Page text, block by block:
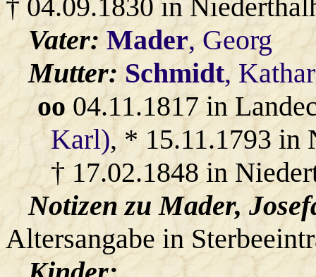
† 04.09.1830 in
Vater:Mader, Georg
Mutter:Schmidt,
oo04.11.1817 in
Karl), * 15.11.1793 in
† 17.02.1848 in
Notizen zu Mader,
Altersangabe in